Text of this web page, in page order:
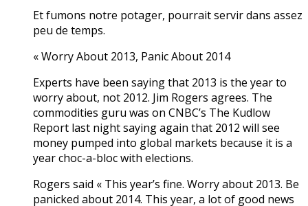
Et fumons notre potager, pourrait servir dans assez
peu de temps.
« Worry About 2013, Panic About 2014
Experts have been saying that 2013 is the year to
worry about, not 2012. Jim Rogers agrees. The
commodities guru was on CNBC’s The Kudlow
Report last night saying again that 2012 will see
money pumped into global markets because it is a
year choc-a-bloc with elections.
Rogers said « This year’s fine. Worry about 2013. Be
panicked about 2014. This year, a lot of good news